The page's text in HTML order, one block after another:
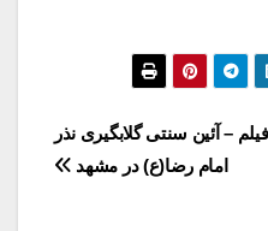
فیلم – آئین سنتی گلابگیری نذر
امام رضا(ع) در مشهد